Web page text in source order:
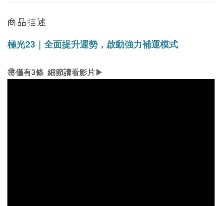
商品描述
極光23｜全面提升運勢，啟動強力補運模式
🉐僅有3條 細節請看影片▶︎